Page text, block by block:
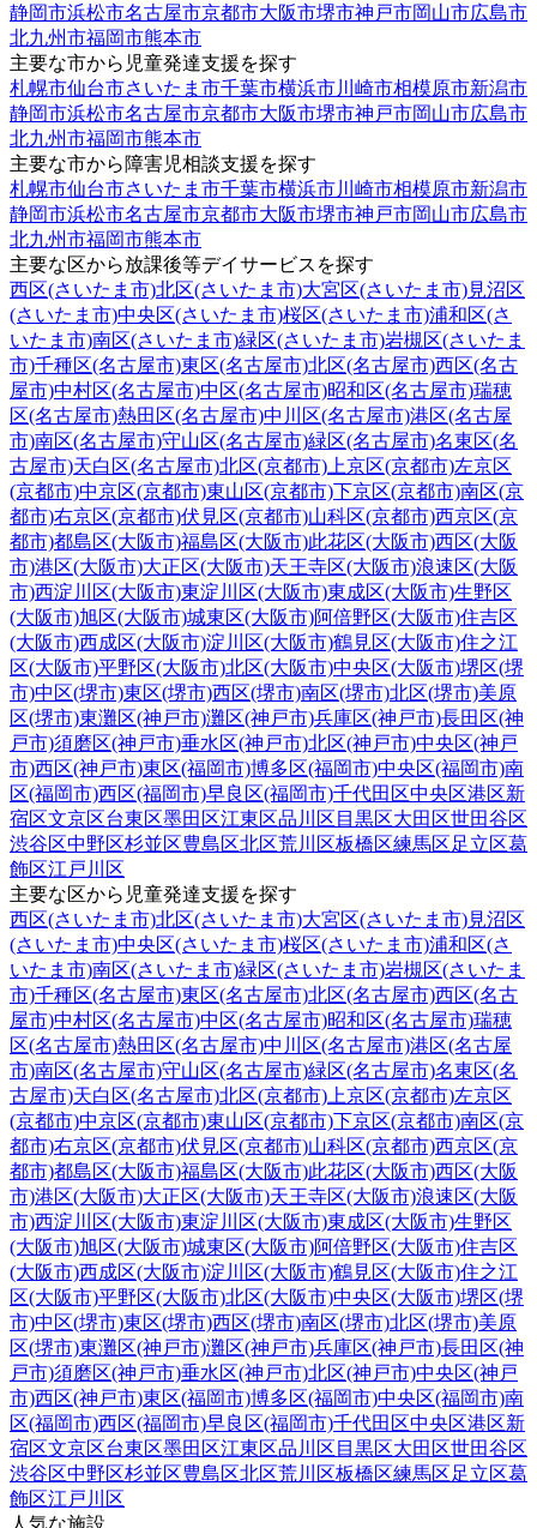
静岡市浜松市名古屋市京都市大阪市堺市神戸市岡山市広島市
北九州市福岡市熊本市
主要な市から児童発達支援を探す
札幌市仙台市さいたま市千葉市横浜市川崎市相模原市新潟市
静岡市浜松市名古屋市京都市大阪市堺市神戸市岡山市広島市
北九州市福岡市熊本市
主要な市から障害児相談支援を探す
札幌市仙台市さいたま市千葉市横浜市川崎市相模原市新潟市
静岡市浜松市名古屋市京都市大阪市堺市神戸市岡山市広島市
北九州市福岡市熊本市
主要な区から放課後等デイサービスを探す
西区(さいたま市)北区(さいたま市)大宮区(さいたま市)見沼区
(さいたま市)中央区(さいたま市)桜区(さいたま市)浦和区(さ
いたま市)南区(さいたま市)緑区(さいたま市)岩槻区(さいたま
市)千種区(名古屋市)東区(名古屋市)北区(名古屋市)西区(名古
屋市)中村区(名古屋市)中区(名古屋市)昭和区(名古屋市)瑞穂
区(名古屋市)熱田区(名古屋市)中川区(名古屋市)港区(名古屋
市)南区(名古屋市)守山区(名古屋市)緑区(名古屋市)名東区(名
古屋市)天白区(名古屋市)北区(京都市) 上京区(京都市)左京区
(京都市)中京区(京都市)東山区(京都市)下京区(京都市)南区(京
都市)右京区(京都市)伏見区(京都市)山科区(京都市)西京区(京
都市)都島区(大阪市)福島区(大阪市)此花区(大阪市)西区(大阪
市)港区(大阪市)大正区(大阪市)天王寺区(大阪市)浪速区(大阪
市)西淀川区(大阪市)東淀川区(大阪市)東成区(大阪市)生野区
(大阪市)旭区(大阪市)城東区(大阪市)阿倍野区(大阪市)住吉区
(大阪市)西成区(大阪市)淀川区(大阪市)鶴見区(大阪市)住之江
区(大阪市)平野区(大阪市)北区(大阪市)中央区(大阪市)堺区(堺
市)中区(堺市)東区(堺市)西区(堺市)南区(堺市)北区(堺市)美原
区(堺市)東灘区(神戸市)灘区(神戸市)兵庫区(神戸市)長田区(神
戸市)須磨区(神戸市)垂水区(神戸市)北区(神戸市)中央区(神戸
市)西区(神戸市)東区(福岡市)博多区(福岡市)中央区(福岡市)南
区(福岡市)西区(福岡市)早良区(福岡市)千代田区中央区港区新
宿区文京区台東区墨田区江東区品川区 目黒区大田区世田谷区
渋谷区中野区杉並区豊島区北区荒川区板橋区練馬区足立区葛
飾区江戸川区
主要な区から児童発達支援を探す
西区(さいたま市)北区(さいたま市)大宮区(さいたま市)見沼区
(さいたま市)中央区(さいたま市)桜区(さいたま市)浦和区(さ
いたま市)南区(さいたま市)緑区(さいたま市)岩槻区(さいたま
市)千種区(名古屋市)東区(名古屋市)北区(名古屋市)西区(名古
屋市)中村区(名古屋市)中区(名古屋市)昭和区(名古屋市)瑞穂
区(名古屋市)熱田区(名古屋市)中川区(名古屋市)港区(名古屋
市)南区(名古屋市)守山区(名古屋市)緑区(名古屋市)名東区(名
古屋市)天白区(名古屋市)北区(京都市) 上京区(京都市)左京区
(京都市)中京区(京都市)東山区(京都市)下京区(京都市)南区(京
都市)右京区(京都市)伏見区(京都市)山科区(京都市)西京区(京
都市)都島区(大阪市)福島区(大阪市)此花区(大阪市)西区(大阪
市)港区(大阪市)大正区(大阪市)天王寺区(大阪市)浪速区(大阪
市)西淀川区(大阪市)東淀川区(大阪市)東成区(大阪市)生野区
(大阪市)旭区(大阪市)城東区(大阪市)阿倍野区(大阪市)住吉区
(大阪市)西成区(大阪市)淀川区(大阪市)鶴見区(大阪市)住之江
区(大阪市)平野区(大阪市)北区(大阪市)中央区(大阪市)堺区(堺
市)中区(堺市)東区(堺市)西区(堺市)南区(堺市)北区(堺市)美原
区(堺市)東灘区(神戸市)灘区(神戸市)兵庫区(神戸市)長田区(神
戸市)須磨区(神戸市)垂水区(神戸市)北区(神戸市)中央区(神戸
市)西区(神戸市)東区(福岡市)博多区(福岡市)中央区(福岡市)南
区(福岡市)西区(福岡市)早良区(福岡市)千代田区中央区港区新
宿区文京区台東区墨田区江東区品川区 目黒区大田区世田谷区
渋谷区中野区杉並区豊島区北区荒川区板橋区練馬区足立区葛
飾区江戸川区
人気な施設